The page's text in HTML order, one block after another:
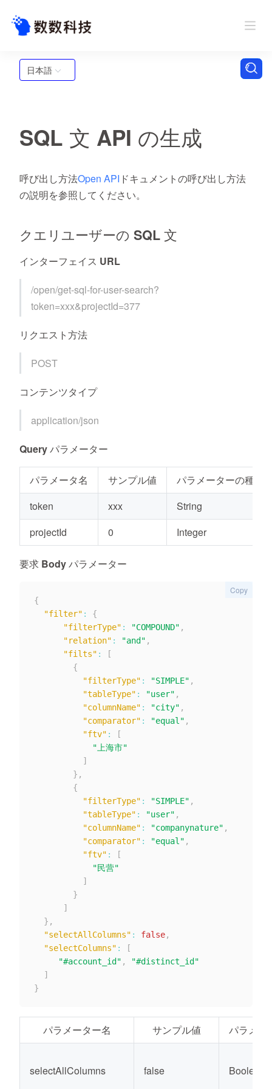
日本語
SQL 文 API の生成
呼び出し方法Open API ドキュメントの呼び出し方法
の説明を参照してください。
クエリユーザーの SQL 文
インターフェイス URL
/open/get-sql-for-user-search?
token=xxx&projectId=377
リクエスト方法
POST
コンテンツタイプ
application/json
Query パラメーター
パラメータ名 サンプル値
パラメーターの種類
token
xxx
String
projectId
0 Integer
要求 Body パラメーター
{
"filter" :
{
"filterType" : "COMPOUND" ,
"relation" : "and" ,
"filts" :
[
{
"filterType" : "SIMPLE" ,
"tableType" : "user" ,
"columnName" : "city" ,
"comparator" : "equal" ,
"ftv" :
[
"上海市"
]
} ,
{
"filterType" : "SIMPLE" ,
"tableType" : "user" ,
"columnName" : "companynature" ,
"comparator" : "equal" ,
"ftv" :
[
"民营"
]
}
]
} ,
"selectAllColumns" : false,
"selectColumns" :
[
"#account_id" ,
"#distinct_id"
]
}
Copy
パラメーター名 サンプル値 パラメー
selectAllColumns false Boolean